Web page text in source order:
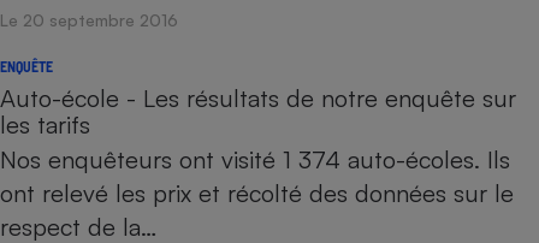
Le 20 septembre 2016
ENQUÊTE
Auto-école - Les résultats de notre enquête sur
les tarifs
Nos enquêteurs ont visité 1 374 auto-écoles. Ils
ont relevé les prix et récolté des données sur le
respect de la…